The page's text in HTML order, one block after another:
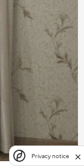
Privacy notice